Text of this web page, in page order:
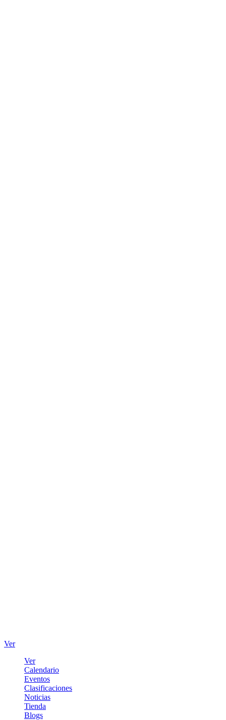
Ver
Ver
Calendario
Eventos
Clasificaciones
Noticias
Tienda
Blogs